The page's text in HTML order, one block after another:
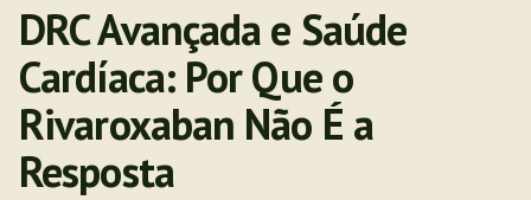
DRC Avançada e Saúde
Cardíaca: Por Que o
Rivaroxaban Não É a
Resposta